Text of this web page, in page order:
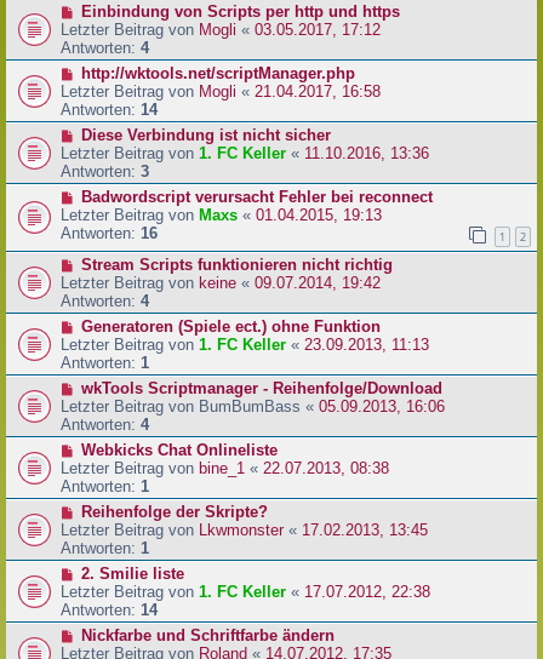
Einbindung von Scripts per http und https
Letzter Beitrag von Mogli « 03.05.2017, 17:12
Antworten: 4
http://wktools.net/scriptManager.php
Letzter Beitrag von Mogli « 21.04.2017, 16:58
Antworten: 14
Diese Verbindung ist nicht sicher
Letzter Beitrag von 1. FC Keller « 11.10.2016, 13:36
Antworten: 3
Badwordscript verursacht Fehler bei reconnect
Letzter Beitrag von Maxs « 01.04.2015, 19:13
Antworten: 16 1 2
Stream Scripts funktionieren nicht richtig
Letzter Beitrag von keine « 09.07.2014, 19:42
Antworten: 4
Generatoren (Spiele ect.) ohne Funktion
Letzter Beitrag von 1. FC Keller « 23.09.2013, 11:13
Antworten: 1
wkTools Scriptmanager - Reihenfolge/Download
Letzter Beitrag von BumBumBass « 05.09.2013, 16:06
Antworten: 4
Webkicks Chat Onlineliste
Letzter Beitrag von bine_1 « 22.07.2013, 08:38
Antworten: 1
Reihenfolge der Skripte?
Letzter Beitrag von
Lkwmonster « 17.02.2013, 13:45
Antworten: 1
2. Smilie liste
Letzter Beitrag von 1. FC Keller « 17.07.2012, 22:38
Antworten: 14
Nickfarbe und Schriftfarbe ändern
Letzter Beitrag von Roland « 14.07.2012, 17:35